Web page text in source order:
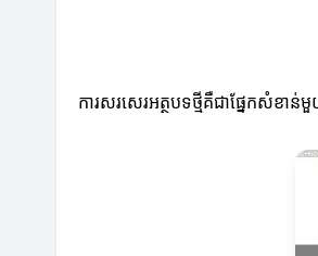
ការសរសេរ​អត្ថបទថ្មីគឺជាផ្នែកសំខា